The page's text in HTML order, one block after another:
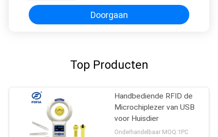
Doorgaan
Top Producten
Handbediende RFID de
Microchiplezer van USB
voor Huisdier
Onderhandelbaar MOQ:1PC